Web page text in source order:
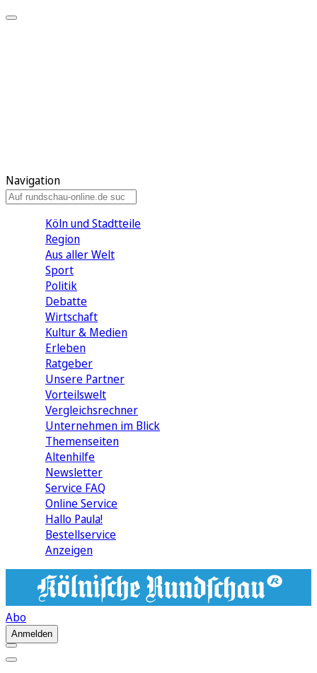
Navigation
Köln und Stadtteile
Region
Aus aller Welt
Sport
Politik
Debatte
Wirtschaft
Kultur & Medien
Erleben
Ratgeber
Unsere Partner
Vorteilswelt
Vergleichsrechner
Unternehmen im Blick
Themenseiten
Altenhilfe
Newsletter
Service FAQ
Online Service
Hallo Paula!
Bestellservice
Anzeigen
Abo
Anmelden